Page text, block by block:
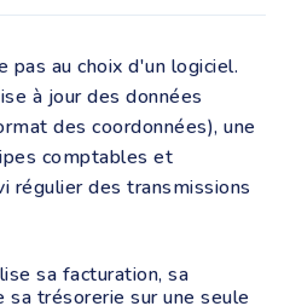
au choix d'un logiciel.
à jour des données
des coordonnées), une
comptables et
régulier des transmissions
sa facturation, sa
trésorerie sur une seule